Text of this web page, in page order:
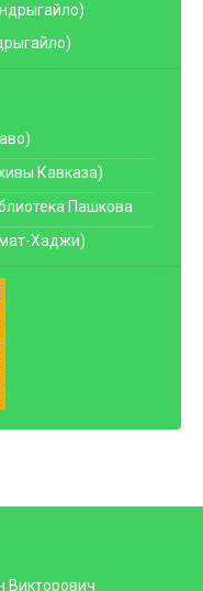
Кавказа)
Пашкова
Хаджи)
Викторович